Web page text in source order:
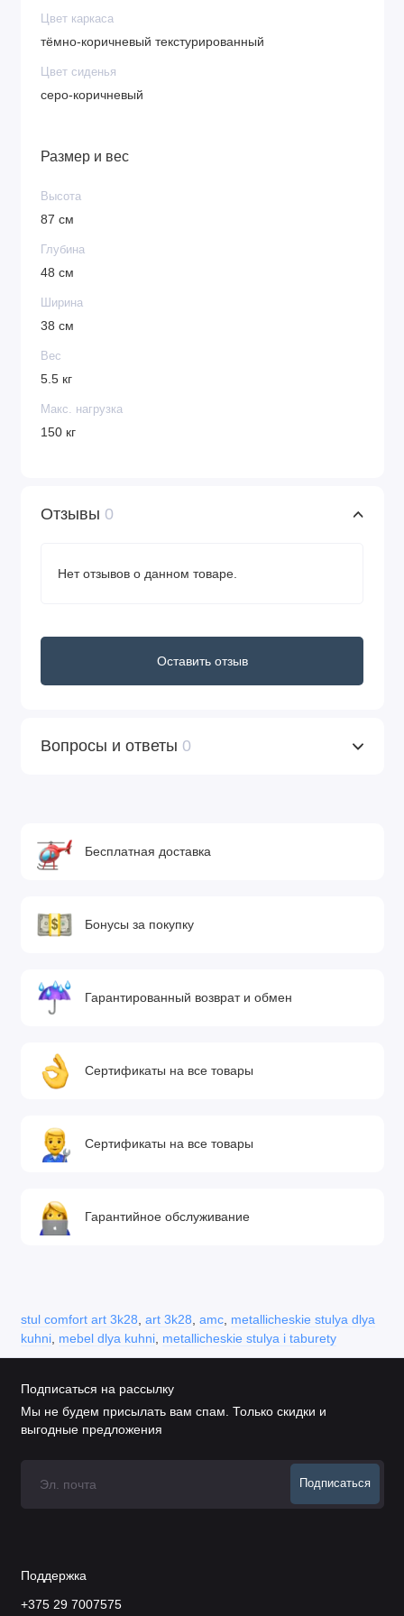
Цвет каркаса
тёмно-коричневый текстурированный
Цвет сиденья
серо-коричневый
Размер и вес
Высота
87 см
Глубина
48 см
Ширина
38 см
Вес
5.5 кг
Макс. нагрузка
150 кг
Отзывы 0
Нет отзывов о данном товаре.
Оставить отзыв
Вопросы и ответы 0
Бесплатная доставка
Бонусы за покупку
Гарантированный возврат и обмен
Сертификаты на все товары
Сертификаты на все товары
Гарантийное обслуживание
stul comfort art 3k28, art 3k28, amc, metallicheskie stulya dlya
kuhni, mebel dlya kuhni, metallicheskie stulya i taburety
Подписаться на рассылку
Мы не будем присылать вам спам. Только скидки и
выгодные предложения
Подписаться
Поддержка
+375 29 7007575